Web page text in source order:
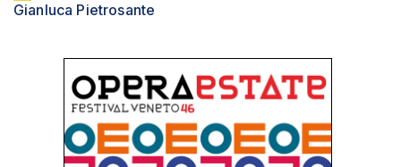
Gianluca Pietrosante